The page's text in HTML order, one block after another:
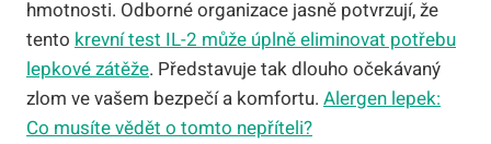
hmotnosti. Odborné organizace jasně potvrzují, že
tento krevní test IL-2 může úplně eliminovat potřebu
lepkové zátěže. Představuje tak dlouho očekávaný
zlom ve vašem bezpečí a komfortu. Alergen lepek:
Co musíte vědět o tomto nepříteli?